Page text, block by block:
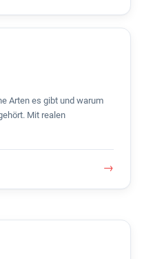
Arten es gibt und warum
Mit realen
→